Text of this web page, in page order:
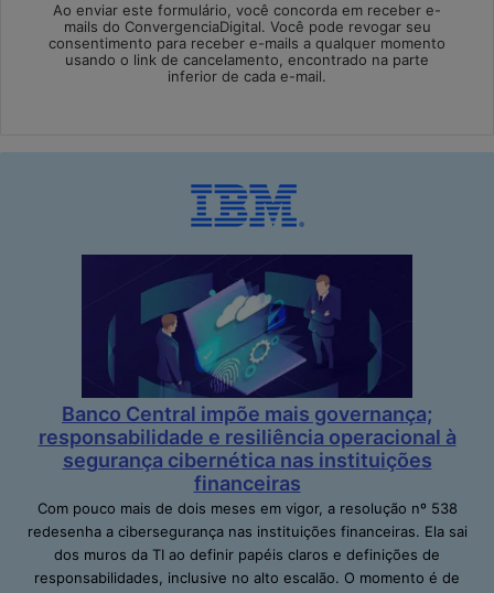
Ao enviar este formulário, você concorda em receber e-
mails do ConvergenciaDigital. Você pode revogar seu
consentimento para receber e-mails a qualquer momento
usando o link de cancelamento, encontrado na parte
inferior de cada e-mail.
Banco Central impõe mais governança;
responsabilidade e resiliência operacional à
segurança cibernética nas instituições
financeiras
Com pouco mais de dois meses em vigor, a resolução nº 538
redesenha a cibersegurança nas instituições financeiras. Ela sai
dos muros da TI ao definir papéis claros e definições de
responsabilidades, inclusive no alto escalão. O momento é de